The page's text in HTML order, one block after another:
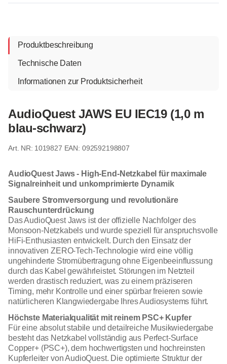
Produktbeschreibung
Technische Daten
Informationen zur Produktsicherheit
AudioQuest JAWS EU IEC19 (1,0 m
blau-schwarz)
1019827 EAN: 092592198807
AudioQuest Jaws - High-End-Netzkabel für maximale
Signalreinheit und unkomprimierte Dynamik
Saubere Stromversorgung und revolutionäre
Rauschunterdrückung
Das AudioQuest Jaws ist der offizielle Nachfolger des
Monsoon-Netzkabels und wurde speziell für anspruchsvolle
HiFi-Enthusiasten entwickelt. Durch den Einsatz der
innovativen ZERO-Tech-Technologie wird eine völlig
ungehinderte Stromübertragung ohne Eigenbeeinflussung
durch das Kabel gewährleistet. Störungen im Netzteil
werden drastisch reduziert, was zu einem präziseren
Timing, mehr Kontrolle und einer spürbar freieren sowie
natürlicheren Klangwiedergabe Ihres Audiosystems führt.
Höchste Materialqualität mit reinem PSC+ Kupfer
Für eine absolut stabile und detailreiche Musikwiedergabe
besteht das Netzkabel vollständig aus Perfect-Surface
Copper+ (PSC+), dem hochwertigsten und hochreinsten
Kupferleiter von AudioQuest. Die optimierte Struktur der